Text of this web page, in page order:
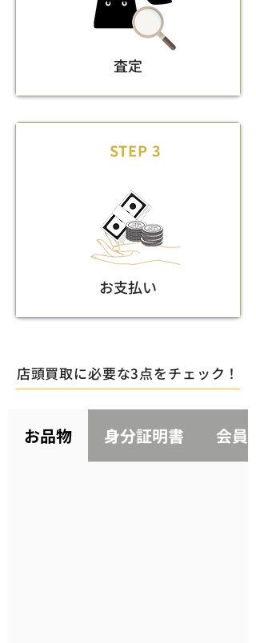
査定
STEP 3
お支払い
店頭買取に必要な3点をチェック！
お品物 身分証明書 会員